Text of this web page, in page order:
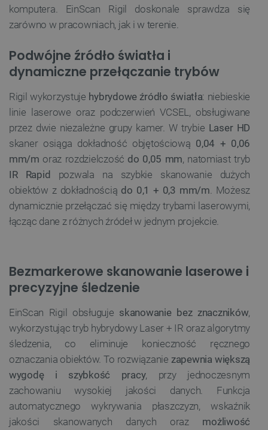
komputera. EinScan Rigil doskonale sprawdza się
zarówno w pracowniach, jak i w terenie.
Podwójne źródło światła i
dynamiczne przełączanie trybów
Rigil wykorzystuje hybrydowe źródło światła: niebieskie
linie laserowe oraz podczerwień VCSEL, obsługiwane
przez dwie niezależne grupy kamer. W trybie Laser HD
skaner osiąga dokładność objętościową 0,04 + 0,06
mm/m oraz rozdzielczość do 0,05 mm, natomiast tryb
IR Rapid pozwala na szybkie skanowanie dużych
obiektów z dokładnością do 0,1 + 0,3 mm/m . Możesz
dynamicznie przełączać się między trybami laserowymi,
łącząc dane z różnych źródeł w jednym projekcie.
Bezmarkerowe skanowanie laserowe i
precyzyjne śledzenie
EinScan Rigil obsługuje skanowanie bez znaczników,
wykorzystując tryb hybrydowy Laser + IR oraz algorytmy
śledzenia, co eliminuje konieczność ręcznego
oznaczania obiektów. To rozwiązanie zapewnia większą
wygodę i szybkość pracy, przy jednoczesnym
zachowaniu wysokiej jakości danych. Funkcja
automatycznego wykrywania płaszczyzn, wskaźnik
jakości skanowanych danych oraz możliwość